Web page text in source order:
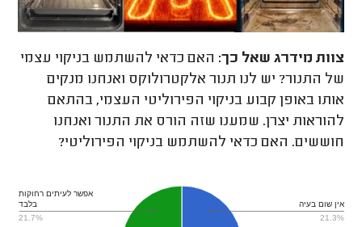
צוות מידרג שאל כך: האם כדאי להשתמש בניקוי עצמי
של התנור? יש לנו תנור אלקטרולוקס ואנחנו מנקים
אותו באופן קבוע בניקוי הפירוליטי העצמי, בהתאם
להוראות יצרן. שמענו שזה הורס את התנור ואנחנו
חוששים. האם כדאי להשתמש בניקוי הפירוליטי?
אין שום בעיה
21.3%
אפשר לעיתים רחוקות
בלבד
21.7%